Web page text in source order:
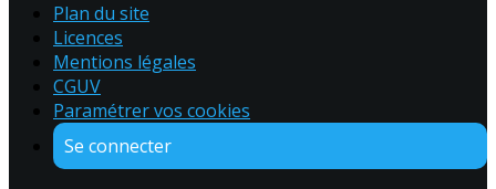
Plan du site
Licences
Mentions légales
CGUV
Paramétrer vos cookies
Se connecter